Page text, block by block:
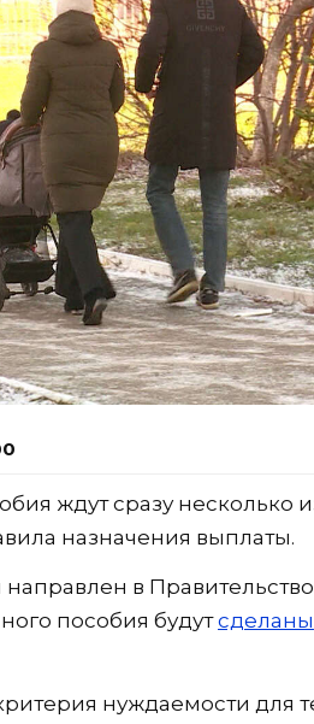
ждут сразу несколько
назначения выплаты.
в
пособия будутсделаны
нуждаемости для